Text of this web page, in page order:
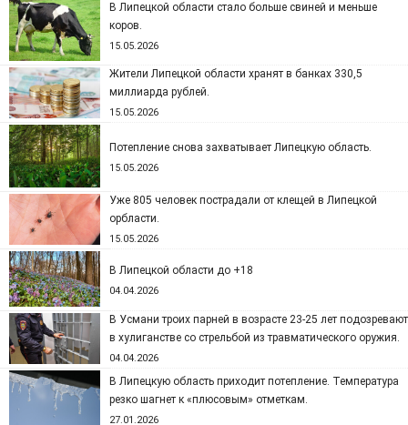
В Липецкой области стало больше свиней и меньше
коров.
15.05.2026
Жители Липецкой области хранят в банках 330,5
миллиарда рублей.
15.05.2026
Потепление снова захватывает Липецкую область.
15.05.2026
Уже 805 человек пострадали от клещей в Липецкой
орбласти.
15.05.2026
В Липецкой области до +18
04.04.2026
В Усмани троих парней в возрасте 23-25 лет подозревают
в хулиганстве со стрельбой из травматического оружия.
04.04.2026
В Липецкую область приходит потепление. Температура
резко шагнет к «плюсовым» отметкам.
27.01.2026